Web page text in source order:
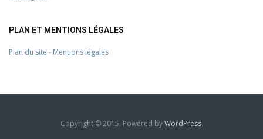
PLAN ET MENTIONS LÉGALES
Plan du site - Mentions légales
Copyright © 2015. Powered byWordPress.